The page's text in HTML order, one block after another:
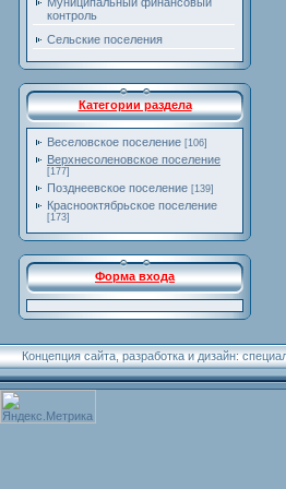
контроль
Сельские поселения
Категории раздела
Веселовское поселение [106]
Верхнесоленовское поселение
[177]
Позднеевское поселение [139]
Краснооктябрьское поселение
[173]
Форма входа
Концепция сайта, разработка и дизайн: